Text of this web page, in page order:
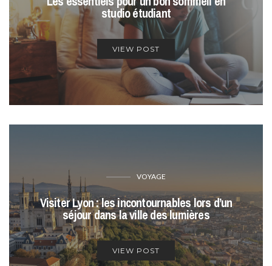
studio étudiant
VIEW POST
VOYAGE
Visiter Lyon : les incontournables lors d’un
séjour dans la ville des lumières
VIEW POST